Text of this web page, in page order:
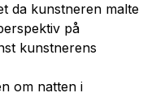
da kunstneren malte
på
kunstnerens
om natten i